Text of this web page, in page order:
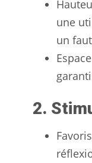
une
un
2.